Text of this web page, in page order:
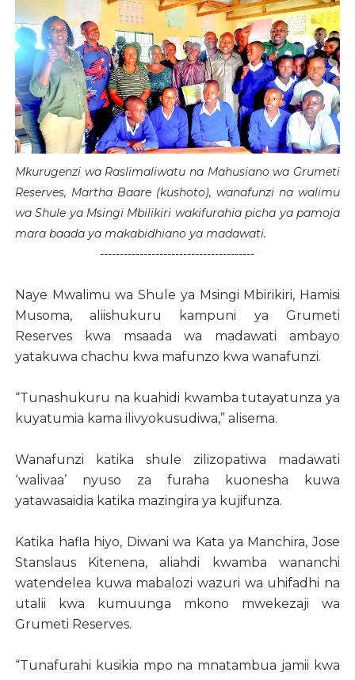
Mkurugenzi wa Raslimaliwatu na Mahusiano wa Grumeti
Reserves, Martha Baare (kushoto), wanafunzi na walimu
wa Shule ya Msingi Mbilikiri wakifurahia picha ya pamoja
mara baada ya makabidhiano ya madawati.
---------------------------------------
Naye Mwalimu wa Shule ya Msingi Mbirikiri, Hamisi
Musoma, aliishukuru kampuni ya Grumeti
Reserves kwa msaada wa madawati ambayo
yatakuwa chachu kwa mafunzo kwa wanafunzi.
“Tunashukuru na kuahidi kwamba tutayatunza ya
kuyatumia kama ilivyokusudiwa,” alisema.
Wanafunzi katika shule zilizopatiwa madawati
‘walivaa’ nyuso za furaha kuonesha kuwa
yatawasaidia katika mazingira ya kujifunza.
Katika hafla hiyo, Diwani wa Kata ya Manchira, Jose
Stanslaus Kitenena, aliahdi kwamba wananchi
watendelea kuwa mabalozi wazuri wa uhifadhi na
utalii kwa kumuunga mkono mwekezaji wa
Grumeti Reserves.
“Tunafurahi kusikia mpo na mnatambua jamii kwa